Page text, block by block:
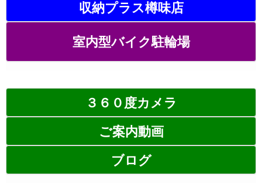
収納プラス樽味店
室内型バイク駐輪場
３６０度カメラ
ご案内動画
ブログ